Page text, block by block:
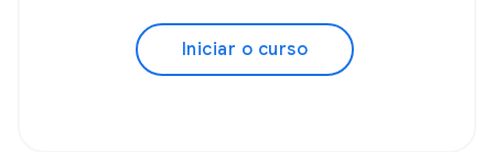
Iniciar o curso